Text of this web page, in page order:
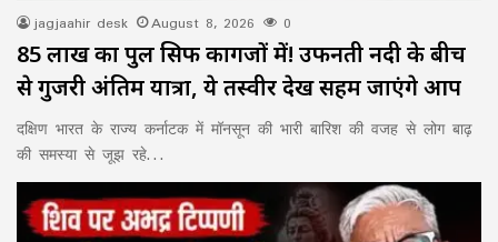
jagjaahir desk August 8, 2026 0
85 लाख का पुल सिर्फ कागजों में! उफनती नदी के बीच
से गुजरी अंतिम यात्रा, ये तस्वीर देख सहम जाएंगे आप
दक्षिण भारत के राज्य कर्नाटक में मॉनसून की भारी बारिश की वजह से लोग बाढ़
की समस्या से जूझ रहे…